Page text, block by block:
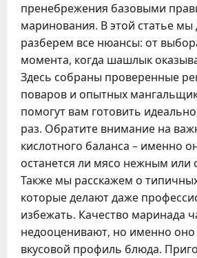
пренебрежения базовыми
маринования. В этой статье мы
разберем все нюансы: от
момента, когда шашлык
Здесь собраны проверенные
поваров и опытных
помогут вам готовить
раз. Обратите внимание на
кислотного баланса – именно
останется ли мясо нежным или
Также мы расскажем о
которые делают даже
избежать. Качество маринада
недооценивают, но именно
вкусовой профиль блюда.